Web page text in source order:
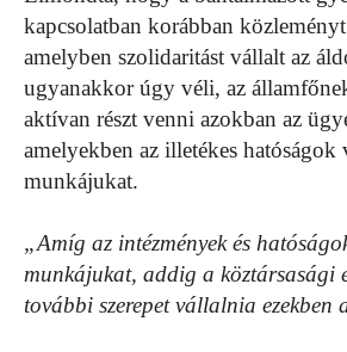
kapcsolatban korábban
amelyben szolidaritást vállalt az
ugyanakkor úgy véli, az
aktívan részt venni azokban az
amelyekben az illetékes hatóságok
munkájukat.
„Amíg az intézmények és
munkájukat, addig a köztársasági
további szerepet vállalnia ezekben